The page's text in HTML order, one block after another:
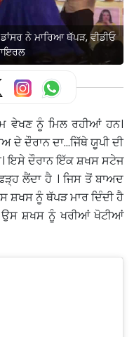
ਨੇ ਮਾਰਿਆ ਥੱਪੜ, ਵੀਡੀਓ
ਵੇਖਣ ਨੂੰ ਮਿਲ ਰਹੀਆਂ ਹਨ।
ਦੌਰਾਨ ਦਾ…ਜਿੱਥੇ ਯੂਪੀ ਦੀ
ਇਸੇ ਦੌਰਾਨ ਇੱਕ ਸ਼ਖਸ ਸਟੇਜ
ਲੈਂਦਾ ਹੈ । ਜਿਸ ਤੋਂ ਬਾਅਦ
ਸ਼ਖਸ ਨੂੰ ਥੱਪੜ ਮਾਰ ਦਿੰਦੀ ਹੈ
ਉਸ ਸ਼ਖਸ ਨੂੰ ਖਰੀਆਂ ਖੋਟੀਆਂ